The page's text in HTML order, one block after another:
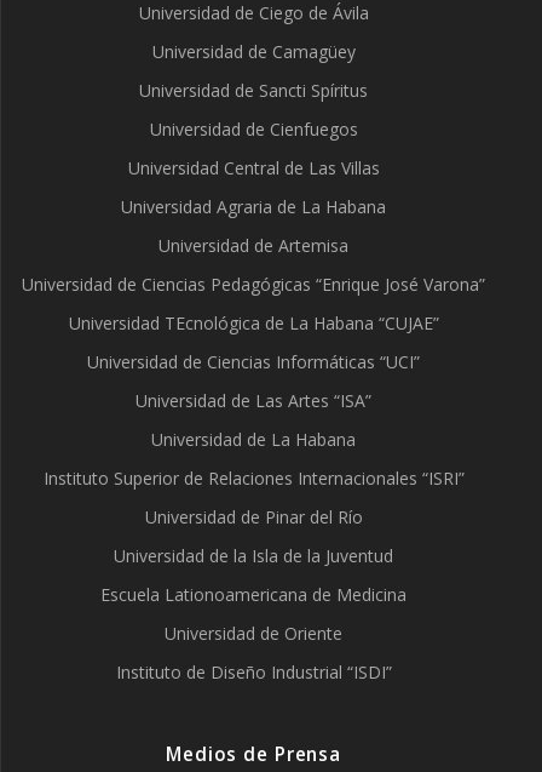
Universidad de Ciego de Ávila
Universidad de Camagüey
Universidad de Sancti Spíritus
Universidad de Cienfuegos
Universidad Central de Las Villas
Universidad Agraria de La Habana
Universidad de Artemisa
Universidad de Ciencias Pedagógicas “Enrique José Varona”
Universidad TEcnológica de La Habana “CUJAE”
Universidad de Ciencias Informáticas “UCI”
Universidad de Las Artes “ISA”
Universidad de La Habana
Instituto Superior de Relaciones Internacionales “ISRI”
Universidad de Pinar del Río
Universidad de la Isla de la Juventud
Escuela Lationoamericana de Medicina
Universidad de Oriente
Instituto de Diseño Industrial “ISDI”
Medios de Prensa